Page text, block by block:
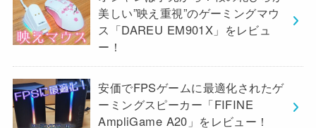
美しい”映え重視”のゲーミングマウ
ス「DAREU EM901X」をレビュ
ー！
安価でFPSゲームに最適化されたゲ
ーミングスピーカー「FIFINE
AmpliGame A20」をレビュー！